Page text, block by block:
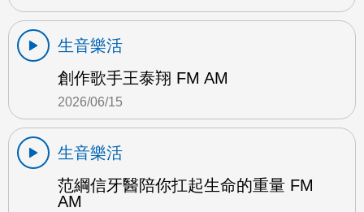
生音樂活
創作歌手王泰翔 FM AM
2026/06/15
生音樂活
范綱信牙醫陪你扛起生命的重量 FM
AM